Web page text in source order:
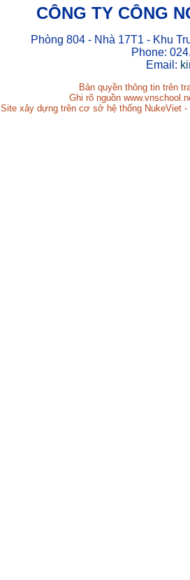
CÔNG TY CÔNG
Phòng 804 - Nhà 17T1 - Khu
Phone:
Email:
Bản quyền thông tin trên
Ghi rõ nguồn
Site xây dựng trên cơ sở hệ thống NukeViet